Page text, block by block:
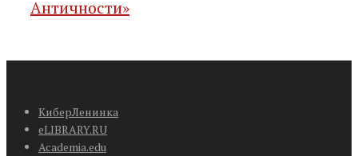
Античности»
КиберЛенинка
eLIBRARY.RU
Academia.edu